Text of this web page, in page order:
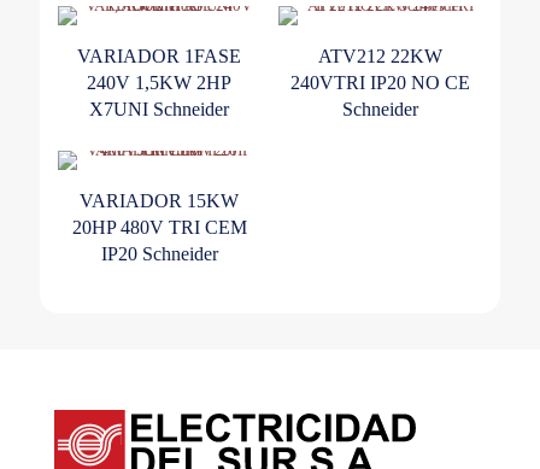
VARIADOR 1FASE
240V 1,5KW 2HP
X7UNI Schneider
ATV212 22KW
240VTRI IP20 NO CE
Schneider
VARIADOR 15KW
20HP 480V TRI CEM
IP20 Schneider